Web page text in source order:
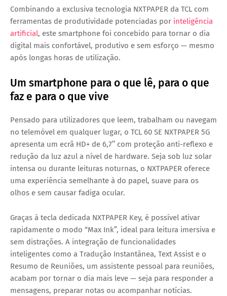
Combinando a exclusiva tecnologia NXTPAPER da TCL com
ferramentas de produtividade potenciadas por inteligência
artificial, este smartphone foi concebido para tornar o dia
digital mais confortável, produtivo e sem esforço — mesmo
após longas horas de utilização.
Um smartphone para o que lê, para o que
faz e para o que vive
Pensado para utilizadores que leem, trabalham ou navegam
no telemóvel em qualquer lugar, o TCL 60 SE NXTPAPER 5G
apresenta um ecrã HD+ de 6,7’’ com proteção anti-reflexo e
redução da luz azul a nível de hardware. Seja sob luz solar
intensa ou durante leituras noturnas, o NXTPAPER oferece
uma experiência semelhante à do papel, suave para os
olhos e sem causar fadiga ocular.
Graças à tecla dedicada NXTPAPER Key, é possível ativar
rapidamente o modo “Max Ink”, ideal para leitura imersiva e
sem distrações. A integração de funcionalidades
inteligentes como a Tradução Instantânea, Text Assist e o
Resumo de Reuniões, um assistente pessoal para reuniões,
acabam por tornar o dia mais leve — seja para responder a
mensagens, preparar notas ou acompanhar notícias.